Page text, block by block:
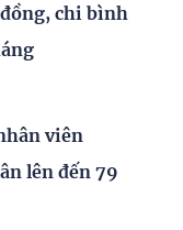
chi bình
viên
lên đến 79